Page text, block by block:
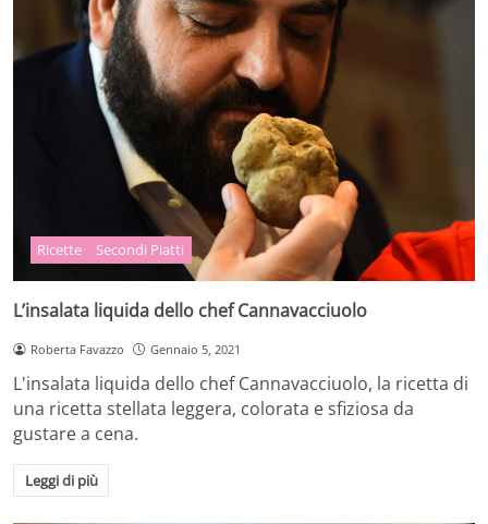
Ricette Secondi Piatti
L’insalata liquida dello chef Cannavacciuolo
Roberta Favazzo Gennaio 5, 2021
L'insalata liquida dello chef Cannavacciuolo, la ricetta di
una ricetta stellata leggera, colorata e sfiziosa da
gustare a cena.
Leggi di più